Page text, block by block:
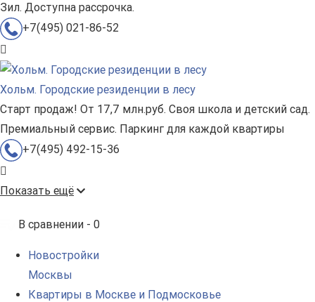
Зил. Доступна рассрочка.
+7(495) 021-86-52
Хольм. Городские резиденции в лесу
Старт продаж! От 17,7 млн.руб. Своя школа и детский сад.
Премиальный сервис. Паркинг для каждой квартиры
+7(495) 492-15-36
Показать ещё
В сравнении - 0
Новостройки
Москвы
Квартиры в Москве и Подмосковье